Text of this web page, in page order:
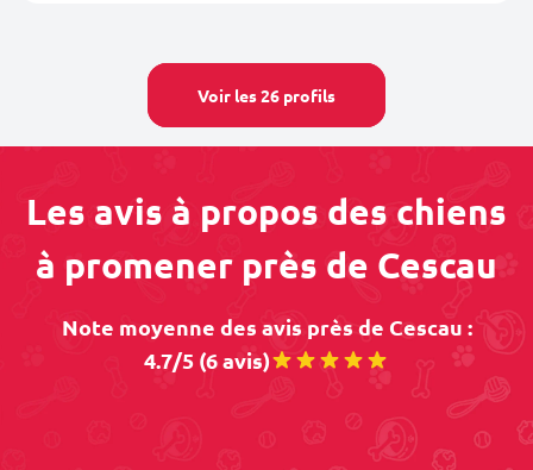
Voir les 26 profils
Les avis à propos des chiens
à promener près de Cescau
Note moyenne des avis près de Cescau :
4.7/5 (6 avis)